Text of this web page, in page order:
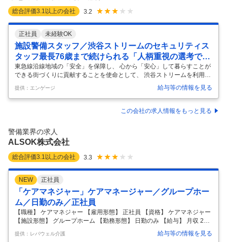
総合評価3.1 以上の会社 3.2
正社員 未経験OK
施設警備スタッフ／渋谷ストリームのセキュリティス
タッフ最長76歳まで続けられる「人柄重視の選考です
／」
東急線沿線地域の「安全」を保障し、 心から「安心」して暮らすことが
できる街づくりに貢献することを使命として、 渋谷ストリームを利用さ
れる方の安全・安心づくりをお任せします。 ＜お任せする業務＞ ■防災
センターでの監視業務 ■受付業務 ■巡回業務 ■施設内の誘導業務 ■防犯カ
メラのチェック ■書類などの事務作業 ＜1日の流れ＞ 9：00 朝礼・引
継・巡回警備 12：00 休憩（1時間） 13：00 立哨・巡回警備 20：00 休
巡回業務・引継 翌9：00 退勤⇒明け休み ＜実際の対応内容＞ ・警備特
化アプリ「Co…
提供：エンゲージ 給与等の情報を見る
この会社の求人情報をもっと見る
警備業界の求人
ALSOK株式会社
総合評価3.1 以上の会社 3.3
NEW 正社員
「ケアマネジャー」ケアマネージャー／グループホー
ム／日勤のみ／正社員
【職種】 ケアマネジャー 【雇用形態】 正社員 【資格】 ケアマネジャー
【施設形態】 グループホーム 【勤務形態】 日勤のみ 【給与】 月収 265
000~368500円 賞与：年2回 【住所】 埼玉県志木市中宗岡3-25-10 【ア
クセス】 東武東上線志木 【必須資格】 ケアマネジャー 【休日制度】 年
提供：レバウェル介護 給与等の情報を見る